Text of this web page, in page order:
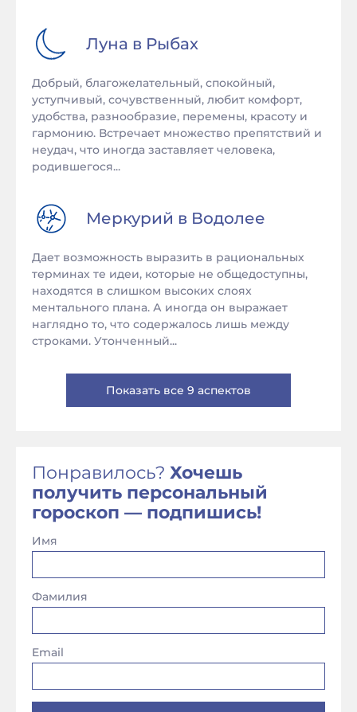
Луна в Рыбах
Добрый, благожелательный, спокойный,
уступчивый, сочувственный, любит комфорт,
удобства, разнообразие, перемены, красоту и
гармонию. Встречает множество препятствий и
неудач, что иногда заставляет человека,
родившегося...
Меркурий в Водолее
Дает возможность выразить в рациональных
терминах те идеи, которые не общедоступны,
находятся в слишком высоких слоях
ментального плана. А иногда он выражает
наглядно то, что содержалось лишь между
строками. Утонченный...
Показать все 9 аспектов
Понравилось? Хочешь
получить персональный
гороскоп — подпишись!
Имя
Фамилия
Email